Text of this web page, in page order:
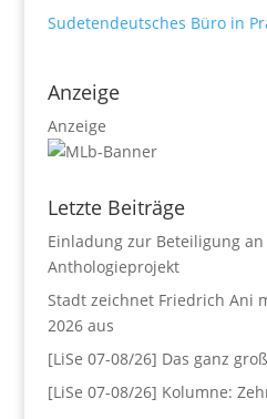
Sudetendeutsches Büro in
Anzeige
Anzeige
Letzte Beiträge
Einladung zur Beteiligung
Anthologieprojekt
Stadt zeichnet Friedrich Ani
2026 aus
[LiSe 07-08/26] Das ganz
[LiSe 07-08/26] Kolumne: